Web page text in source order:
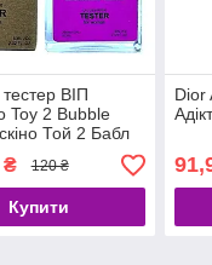
ВІП
Toy 2 Bubble
Той 2 Бабл
120 ₴
Купити
Dior